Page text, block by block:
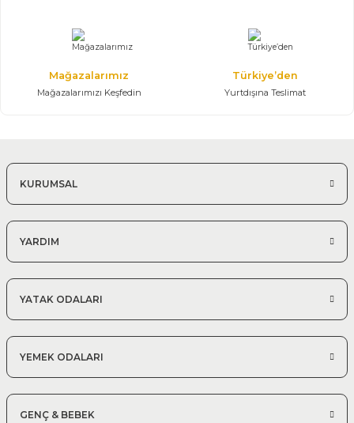
Mağazalarımız
Mağazalarımızı Keşfedin
Türkiye’den
Yurtdışına Teslimat
KURUMSAL
YARDIM
YATAK ODALARI
YEMEK ODALARI
GENÇ & BEBEK